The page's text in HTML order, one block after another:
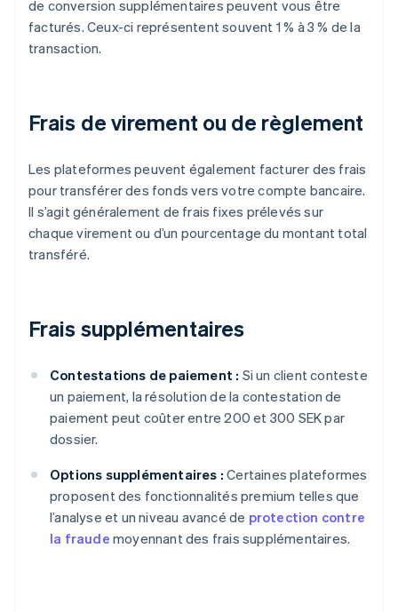
de conversion supplémentaires peuvent vous être
facturés. Ceux-ci représentent souvent 1 % à 3 % de la
transaction.
Frais de virement ou de règlement
Les plateformes peuvent également facturer des frais
pour transférer des fonds vers votre compte bancaire.
Il s’agit généralement de frais fixes prélevés sur
chaque virement ou d’un pourcentage du montant total
transféré.
Frais supplémentaires
Contestations de paiement : Si un client conteste
un paiement, la résolution de la contestation de
paiement peut coûter entre 200 et 300 SEK par
dossier.
Options supplémentaires : Certaines plateformes
proposent des fonctionnalités premium telles que
l’analyse et un niveau avancé de protection contre
la fraude moyennant des frais supplémentaires.